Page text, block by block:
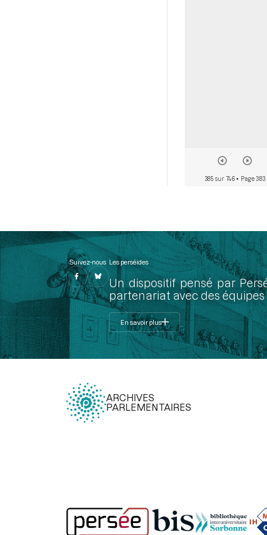
385 sur 746• Page 383
Suivez-nous Les perséides
Un dispositif pensé par
partenariat avec des
En savoir plus
ARCHIVES
PARLEMENTAIRES